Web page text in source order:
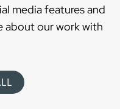
media features and
about our work with
statement